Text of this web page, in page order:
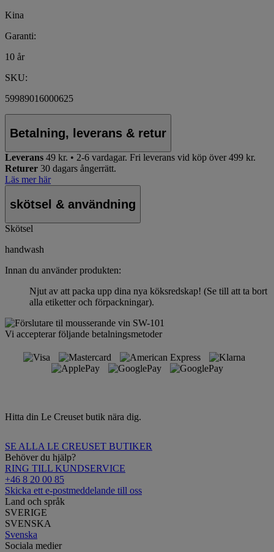
Kina
Garanti:
10 år
SKU:
59989016000625
Betalning, leverans & retur
Leverans 49 kr. • 2-6 vardagar. Fri leverans vid köp över 499 kr.
Returer 30 dagars ångerrätt.
Läs mer här
skötsel & användning
Skötsel
handwash
Innan du använder produkten:
Njut av att packa upp dina nya köksredskap! (Se till att ta bort
alla etiketter och förpackningar).
Vi accepterar följande betalningsmetoder
Hitta din Le Creuset butik nära dig.
SE ALLA LE CREUSET BUTIKER
Behöver du hjälp?
RING TILL KUNDSERVICE
+46 8 20 00 85
Skicka ett e-postmeddelande till oss
Land och språk
SVERIGE
SVENSKA
Svenska
Sociala medier